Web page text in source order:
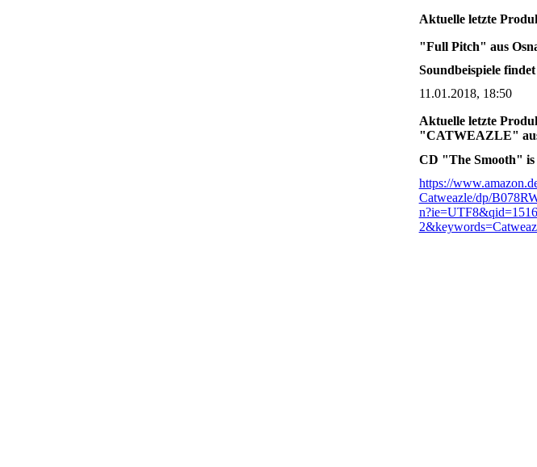
Aktuelle letzte
"Full Pitch" aus
Soundbeispiele
11.01.2018, 18:50
Aktuelle letzte
"CATWEAZLE"
CD "The Smooth" is
https://
Catweazle/dp/